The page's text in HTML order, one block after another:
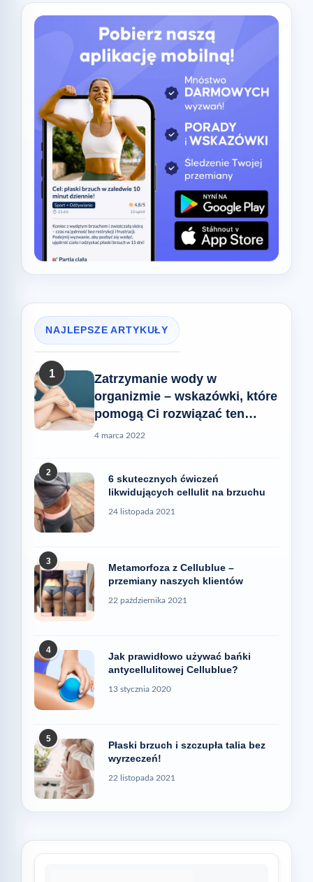
NAJLEPSZE ARTYKUŁY
1
Zatrzymanie wody w
organizmie – wskazówki, które
pomogą Ci rozwiązać ten
problem
4 marca 2022
2
6 skutecznych ćwiczeń
likwidujących cellulit na brzuchu
24 listopada 2021
3
Metamorfoza z Cellublue –
przemiany naszych klientów
22 października 2021
4
Jak prawidłowo używać bańki
antycellulitowej Cellublue?
13 stycznia 2020
5
Płaski brzuch i szczupła talia bez
wyrzeczeń!
22 listopada 2021